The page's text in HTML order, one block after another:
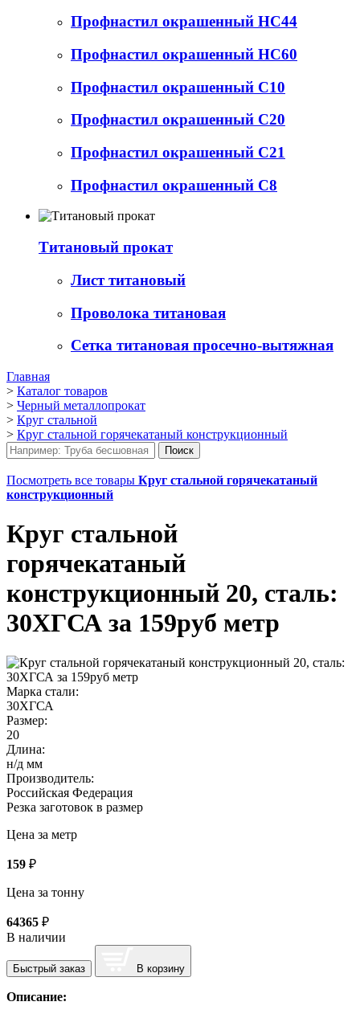
Профнастил окрашенный НС44
Профнастил окрашенный НС60
Профнастил окрашенный С10
Профнастил окрашенный С20
Профнастил окрашенный С21
Профнастил окрашенный С8
Титановый прокат
Лист титановый
Проволока титановая
Сетка титановая просечно-вытяжная
Главная
> Каталог товаров
> Черный металлопрокат
> Круг стальной
> Круг стальной горячекатаный конструкционный
Посмотреть все товары Круг стальной горячекатаный
конструкционный
Круг стальной
горячекатаный
конструкционный 20, сталь:
30ХГСА за 159руб метр
Марка стали:
30ХГСА
Размер:
20
Длина:
н/д мм
Производитель:
Российская Федерация
Резка заготовок в размер
Цена за метр
159 ₽
Цена за тонну
64365 ₽
В наличии
Быстрый заказ В корзину
Описание: